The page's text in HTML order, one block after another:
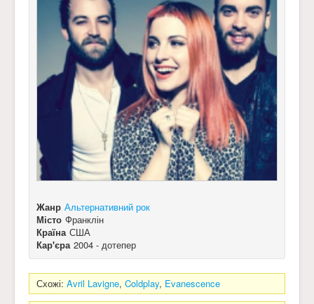
Жанр Альтернативний рок
Місто Франклін
Країна США
Кар'єра 2004 - дотепер
Схожі: Avril Lavigne, Coldplay, Evanescence